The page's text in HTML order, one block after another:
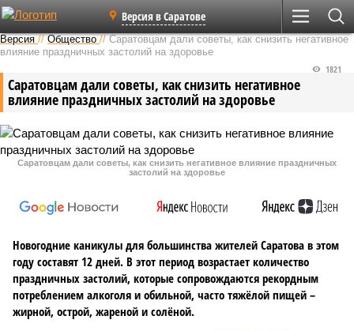
Версия в Саратове
Версия //Общество //Саратовцам дали советы, как снизить негативное
влияние праздничных застолий на здоровье
Саратовцам дали советы, как снизить негативное
влияние праздничных застолий на здоровье
1821
Саратовцам дали советы, как снизить негативное влияние праздничных
застолий на здоровье
Новогодние каникулы для большинства жителей Саратова в этом
году составят 12 дней. В этот период возрастает количество
праздничных застолий, которые сопровождаются рекордным
потреблением алкоголя и обильной, часто тяжёлой пищей –
жирной, острой, жареной и солёной.